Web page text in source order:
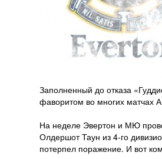
Заполненный до отказа
фаворитом во многих матчах
На неделе Эвертон и МЮ
Олдершот Таун из 4-го
потерпел поражение. И вот